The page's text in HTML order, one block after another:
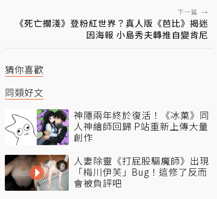
下一篇 →
《死亡擱淺》登粉紅世界？真人版《芭比》揭迷
因海報 小島秀夫轉推自變肯尼
猜你喜歡
同類好文
神隱兩年終於復活！《冰菓》同
人神繪師回歸 P站重新上傳大量
創作
人妻除靈《打屁股驅魔師》出現
「梅川伊芙」Bug！這修了反而
會被負評吧